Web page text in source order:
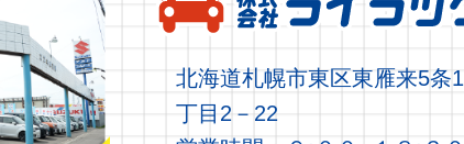
北海道札幌市東区東雁来5条1
丁目2－22